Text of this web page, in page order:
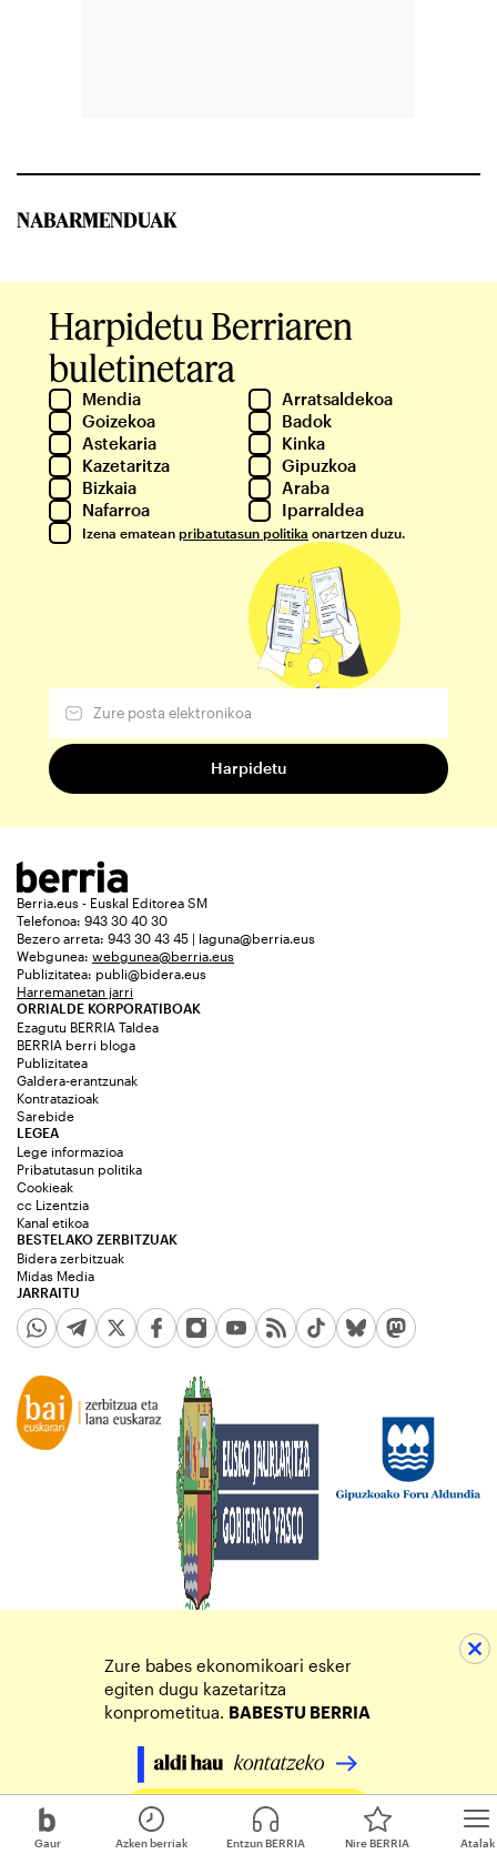
Gaur Atalak
Azken berriak Entzun BERRIA Nire BERRIA
NABARMENDUAK
Harpidetu Berriaren
buletinetara
Mendia
Arratsaldekoa
Goizekoa
Badok
Astekaria
Kinka
Kazetaritza
Gipuzkoa
Bizkaia
Araba
Nafarroa
Iparraldea
Izena ematean pribatutasun politika onartzen duzu.
Berria.eus - Euskal Editorea SM
Telefonoa: 943 30 40 30
Bezero arreta: 943 30 43 45 | laguna@berria.eus
Webgunea: webgunea@berria.eus
Publizitatea: publi@bidera.eus
Harremanetan jarri
ORRIALDE KORPORATIBOAK
Ezagutu BERRIA Taldea
BERRIA berri bloga
Publizitatea
Galdera-erantzunak
Kontratazioak
Sarebide
JARRAITU
LEGEA
Lege informazioa
Pribatutasun politika
Cookieak
cc Lizentzia
Kanal etikoa
BESTELAKO ZERBITZUAK
Bidera zerbitzuak
Midas Media
Zure babes ekonomikoari esker
egiten dugu kazetaritza
konprometitua. BABESTU BERRIA
Egin zure ekarpena